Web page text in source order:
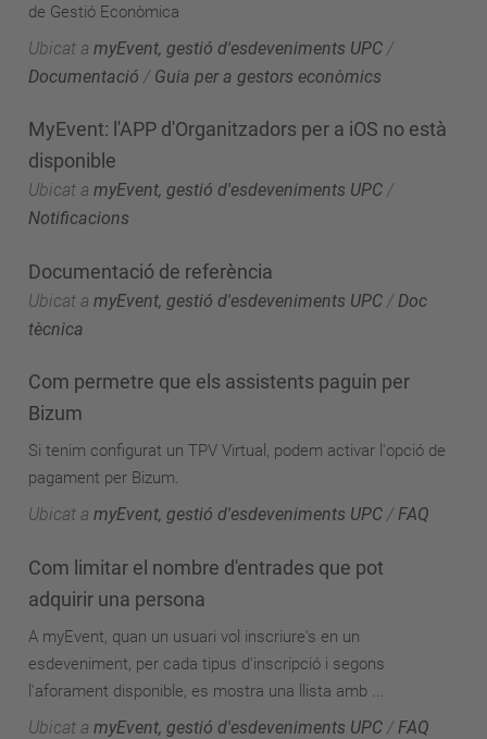
de Gestió Econòmica
Ubicat a myEvent, gestió d'esdeveniments UPC /
Documentació / Guia per a gestors econòmics
MyEvent: l'APP d'Organitzadors per a iOS no està
disponible
Ubicat a myEvent, gestió d'esdeveniments UPC /
Notificacions
Documentació de referència
Ubicat a myEvent, gestió d'esdeveniments UPC / Doc
tècnica
Com permetre que els assistents paguin per
Bizum
Si tenim configurat un TPV Virtual, podem activar l'opció de
pagament per Bizum.
Ubicat a myEvent, gestió d'esdeveniments UPC /FAQ
Com limitar el nombre d'entrades que pot
adquirir una persona
A myEvent, quan un usuari vol inscriure's en un
esdeveniment, per cada tipus d'inscripció i segons
l'aforament disponible, es mostra una llista amb ...
Ubicat a myEvent, gestió d'esdeveniments UPC / FAQ